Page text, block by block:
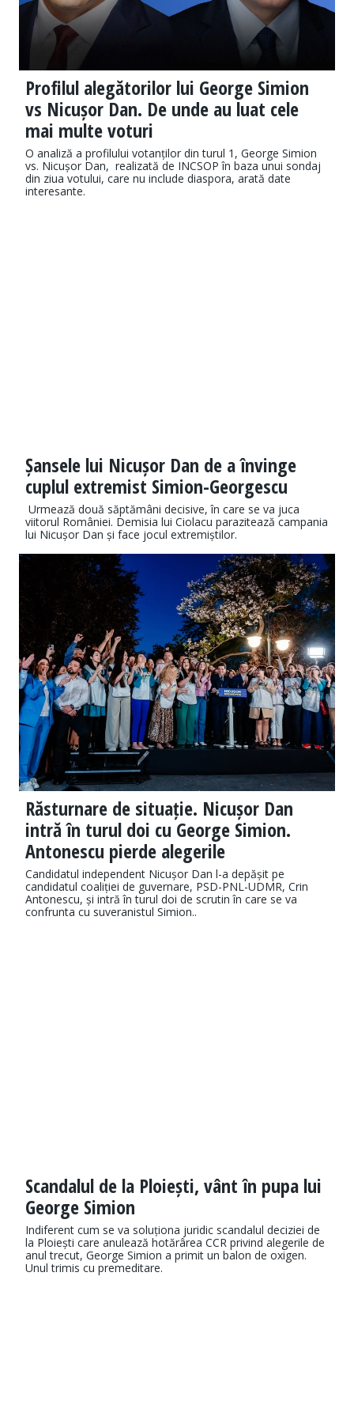
Profilul alegătorilor lui George Simion
vs Nicușor Dan. De unde au luat cele
mai multe voturi
O analiză a profilului votanților din turul 1, George Simion
vs. Nicușor Dan, realizată de INCSOP în baza unui sondaj
din ziua votului, care nu include diaspora, arată date
interesante.
Șansele lui Nicușor Dan de a învinge
cuplul extremist Simion-Georgescu
Urmează două săptămâni decisive, în care se va juca
viitorul României. Demisia lui Ciolacu parazitează campania
lui Nicușor Dan și face jocul extremiștilor.
Răsturnare de situație. Nicușor Dan
intră în turul doi cu George Simion.
Antonescu pierde alegerile
Candidatul independent Nicușor Dan l-a depășit pe
candidatul coaliției de guvernare, PSD-PNL-UDMR, Crin
Antonescu, și intră în turul doi de scrutin în care se va
confrunta cu suveranistul Simion..
Scandalul de la Ploiești, vânt în pupa lui
George Simion
Indiferent cum se va soluționa juridic scandalul deciziei de
la Ploiești care anulează hotărârea CCR privind alegerile de
anul trecut, George Simion a primit un balon de oxigen.
Unul trimis cu premeditare.